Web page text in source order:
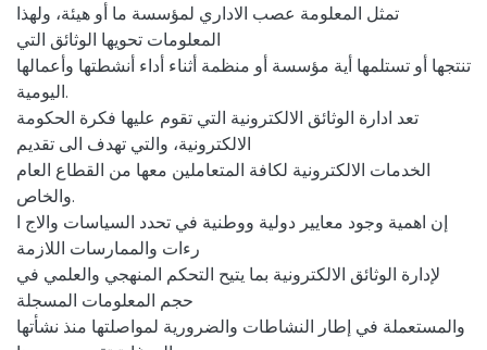
تمثل المعلومة عصب الاداري لمؤسسة ما أو هيئة، ولهذا
المعلومات تحويها الوثائق التي
تنتجها أو تستلمها أية مؤسسة أو منظمة أثناء أداء أنشطتها وأعمالها
اليومية.
تعد ادارة الوثائق الالكترونية التي تقوم عليها فكرة الحكومة
الالكترونية، والتي تهدف الى تقديم
الخدمات الالكترونية لكافة المتعاملين معها من القطاع العام
والخاص.
إن اهمية وجود معايير دولية ووطنية في تحدد السياسات والاج ا
رءات والممارسات اللازمة
لإدارة الوثائق الالكترونية بما يتيح التحكم المنهجي والعلمي في
حجم المعلومات المسجلة
والمستعملة في إطار النشاطات والضرورية لمواصلتها منذ نشأتها